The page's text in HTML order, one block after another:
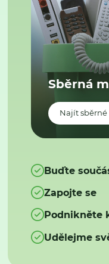
Sběrná
Najít
Buďte
Zapojte se
Podnikněte
Udělejme